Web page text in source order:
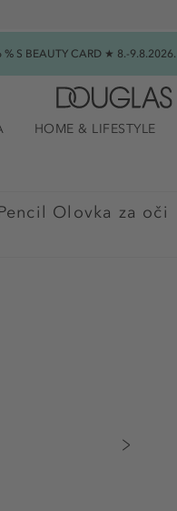
S BEAUTY CARD ★ 8.-
HOME & LIFESTYLE
Olovka za oči